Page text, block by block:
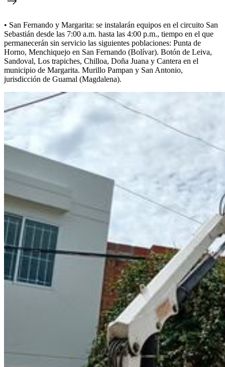
• San Fernando y Margarita: se instalarán equipos en el circuito San
Sebastián desde las 7:00 a.m. hasta las 4:00 p.m., tiempo en el que
permanecerán sin servicio las siguientes poblaciones: Punta de
Horno, Menchiquejo en San Fernando (Bolívar). Botón de Leiva,
Sandoval, Los trapiches, Chilloa, Doña Juana y Cantera en el
municipio de Margarita. Murillo Pampan y San Antonio,
jurisdicción de Guamal (Magdalena).